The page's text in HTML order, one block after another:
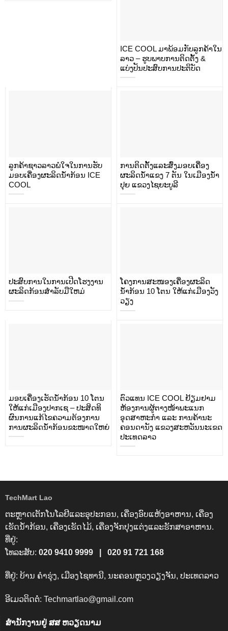
ICE COOL ມາພ້ອມກັບລູກຄ້າໃນ
ລາວ – ຮູບພາບການຕິດຕັ້ງ &
ແບ່ງປັນປະສົບການປະຕິບັດ
ລູກຄ້າຊາວລາວພໍໃຈໃນການຮັບ
ມອບເຄື່ອງຜະລິດນ້ຳກ້ອນ ICE
COOL
ການຕິດຕັ້ງແລະສົ່ງມອບເຄື່ອງ
ຜະລິດນ້ຳແຂງ 7 ຕັນ ໃນເມືອງນໍ້າ
ປຸຍ ແຂວງໄຊຍະບູລີ
ປະສົບການໃນການເປີດໂຮງງານ
ຜະລິດກ້ອນສໍາລັບມືໃຫມ່
ໂຄງການສະໜອງເຄື່ອງຜະລິດ
ນ້ຳກ້ອນ 10 ໂຕນ ໃຫ້ແກ່ເມືອງວັງ
ວຽງ
ມອບເຄື່ອງເຮັດນ້ຳກ້ອນ 10 ໂຕນ
ໃຫ້ແກ່ເມືອງປາກເຊ – ປະສິດທິ
ຜົນການແກ້ໄຂຄວາມຕ້ອງການ
ການຜະລິດນ້ຳກ້ອນຂະໜາດໃຫຍ່
ຕົວແທນ ICE COOL ຢ້ຽມຢາມ
ຫ້ອງການຜູ້ຕາງໜ້າພະແນກ
ອຸດສາຫະກຳ ແລະ ການຄ້ານະ
ຄອນດານັງ ແຂວງສະຫວັນນະເຂດ
ປະເທດລາວ
TechMart Lao
ຕະຫຼາດເຕັກໂນໂລຢີແລະອຸປະກອນ, ເຄື່ອງອົບແຫ້ງອາຫານ, ເຄື່ອງ
ເຮັດນໍ້າກ້ອນ, ເຄື່ອງເຮັດໄມ້, ເຄື່ອງຈັກປຸງແຕ່ງແລະຮັກສາອາຫານ.
ທີ່ຢູ່:
ໂທລະສັບ: 020 9410 9999 | 020 91 721 168
ທີ່ຢູ່: ບ້ານ ຄຳຮຸ່ງ, ເມືອງໄຊທານີ, ນະຄອນຫຼວງວຽງຈັນ, ປະເທດລາວ
ອີເມວຕິດຕໍ່: Techmartlao@gmail.com
ສຳນັກງານຢູ່ ສສ ຫວຽດນາມ